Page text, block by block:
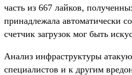
часть из 667 лайков,
принадлежала автоматически
счетчик загрузок мог быть
Анализ инфраструктуры
специалистов и к другим